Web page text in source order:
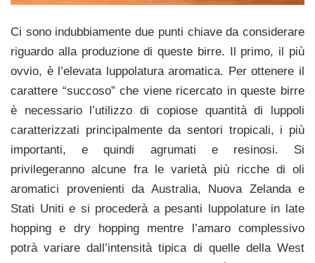
Ci sono indubbiamente due punti chiave da considerare
riguardo alla produzione di queste birre. Il primo, il più
ovvio, è l’elevata luppolatura aromatica. Per ottenere il
carattere “succoso” che viene ricercato in queste birre
è necessario l’utilizzo di copiose quantità di luppoli
caratterizzati principalmente da sentori tropicali, i più
importanti, e quindi agrumati e resinosi. Si
privilegeranno alcune fra le varietà più ricche di oli
aromatici provenienti da Australia, Nuova Zelanda e
Stati Uniti e si procederà a pesanti luppolature in late
hopping e dry hopping mentre l’amaro complessivo
potrà variare dall’intensità tipica di quelle della West